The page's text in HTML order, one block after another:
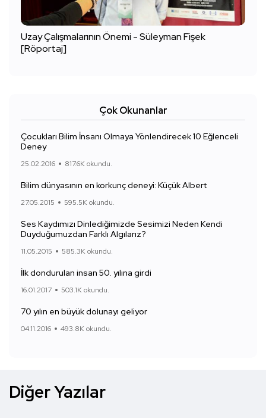
Uzay Çalışmalarının Önemi - Süleyman Fişek
[Röportaj]
Çok Okunanlar
Çocukları Bilim İnsanı Olmaya Yönlendirecek 10 Eğlenceli
Deney
25.02.2016 817.6K okundu.
Bilim dünyasının en korkunç deneyi: Küçük Albert
27.05.2015 595.5K okundu.
Ses Kaydımızı Dinlediğimizde Sesimizi Neden Kendi
Duyduğumuzdan Farklı Algılarız?
11.05.2015 585.3K okundu.
İlk dondurulan insan 50. yılına girdi
16.01.2017 503.1K okundu.
70 yılın en büyük dolunayı geliyor
04.11.2016 493.8K okundu.
Diğer Yazılar